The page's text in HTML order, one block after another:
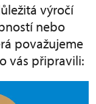
výročí
nebo
považujeme
vás připravili: